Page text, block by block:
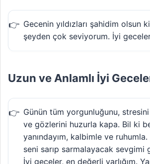
Gecenin yıldızları şahidim olsun
şeyden çok seviyorum. İyi
Uzun ve Anlamlı İyi
Günün tüm yorgunluğunu,
ve gözlerini huzurla kapa. Bil ki
yanındayım, kalbimle ve
seni sarıp sarmalayacak sevgimi
İyi geceler, en değerli varlığım.